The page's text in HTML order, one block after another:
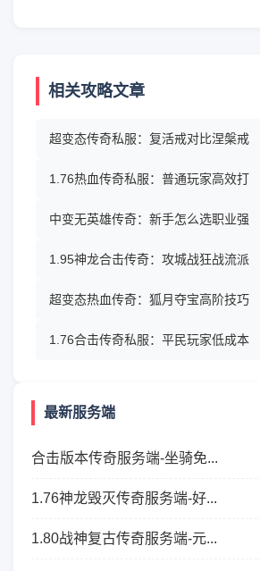
相关攻略文章
超变态传奇私服：复活戒对比涅槃戒
1.76热血传奇私服：普通玩家高效打
中变无英雄传奇：新手怎么选职业强
1.95神龙合击传奇：攻城战狂战流派
超变态热血传奇：狐月夺宝高阶技巧
1.76合击传奇私服：平民玩家低成本
最新服务端
合击版本传奇服务端-坐骑免...
1.76神龙毁灭传奇服务端-好...
1.80战神复古传奇服务端-元...